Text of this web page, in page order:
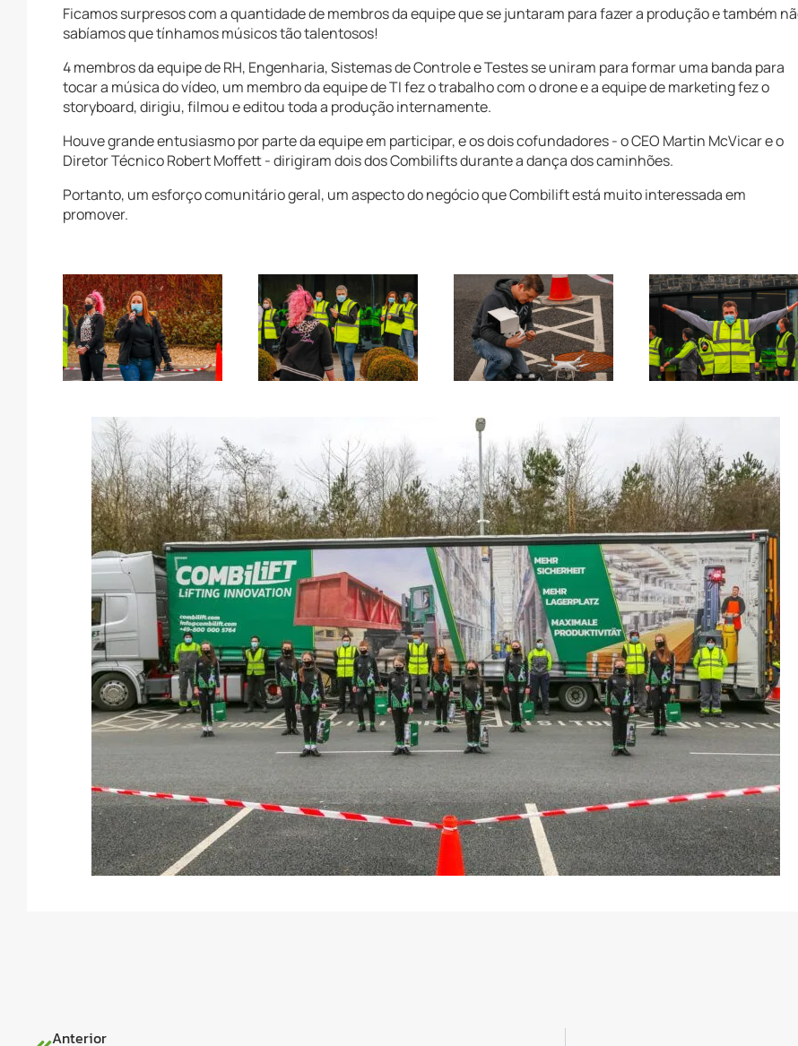
Ficamos surpresos com a quantidade de membros da equipe que se juntaram para fazer a produção e também
sabíamos que tínhamos músicos tão talentosos!
4 membros da equipe de RH, Engenharia, Sistemas de Controle e Testes se uniram para formar uma banda para
tocar a música do vídeo, um membro da equipe de TI fez o trabalho com o drone e a equipe de marketing fez o
storyboard, dirigiu, filmou e editou toda a produção internamente.
Houve grande entusiasmo por parte da equipe em participar, e os dois cofundadores - o CEO Martin McVicar e o
Diretor Técnico Robert Moffett - dirigiram dois dos Combilifts durante a dança dos caminhões.
Portanto, um esforço comunitário geral, um aspecto do negócio que Combilift está muito interessada em
promover.
Anterior